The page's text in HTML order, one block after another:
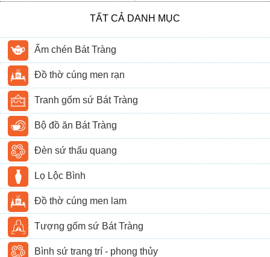
TẤT CẢ DANH MỤC
Ấm chén Bát Tràng
Đồ thờ cúng men rạn
Tranh gốm sứ Bát Tràng
Bộ đồ ăn Bát Tràng
Đèn sứ thấu quang
Lọ Lộc Bình
Đồ thờ cúng men lam
Tượng gốm sứ Bát Tràng
Bình sứ trang trí - phong thủy